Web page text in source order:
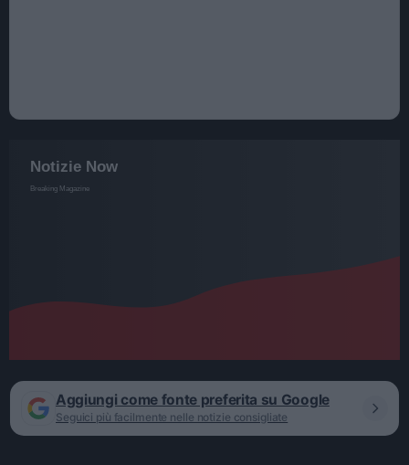
Aggiungi come fonte preferita su Google
Seguici più facilmente nelle notizie consigliate